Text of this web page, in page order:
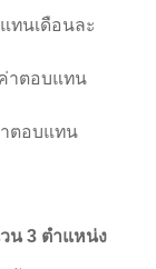
ทนเดือนละ
าตอบแทน
ตอบแทน
น 3 ตำแหน่ง